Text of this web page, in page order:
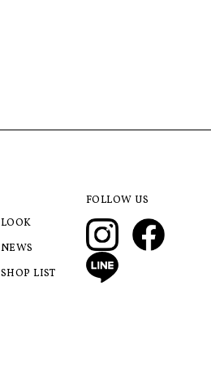
LOOK
NEWS
SHOP LIST
FOLLOW US